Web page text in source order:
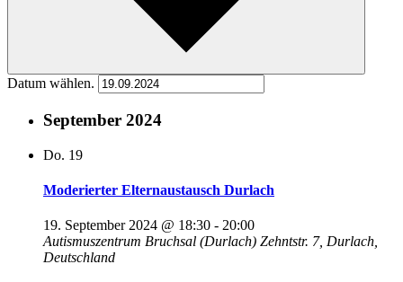
Datum wählen.
September 2024
Do. 19
Moderierter Elternaustausch Durlach
19. September 2024 @ 18:30 - 20:00
Autismuszentrum Bruchsal (Durlach) Zehntstr. 7, Durlach,
Deutschland